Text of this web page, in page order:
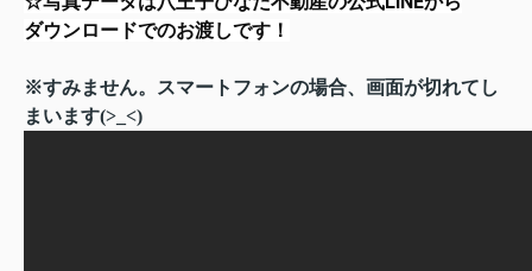
※すみません。スマートフォンの場合、画面が切れてし
まいます(>_<)